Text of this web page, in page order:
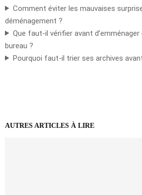
Comment éviter les mauvaises
déménagement ?
Que faut-il vérifier avant d’emménager
bureau ?
Pourquoi faut-il trier ses archives
AUTRES ARTICLES À LIRE